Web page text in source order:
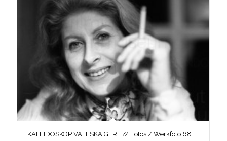
KALEIDOSKOP VALESKA GERT // Fotos / Werkfoto 68